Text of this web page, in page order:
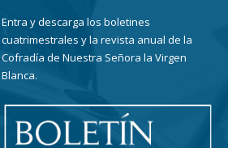
Entra y descarga los boletines
cuatrimestrales y la revista anual de la
Cofradía de Nuestra Señora la Virgen
Blanca.